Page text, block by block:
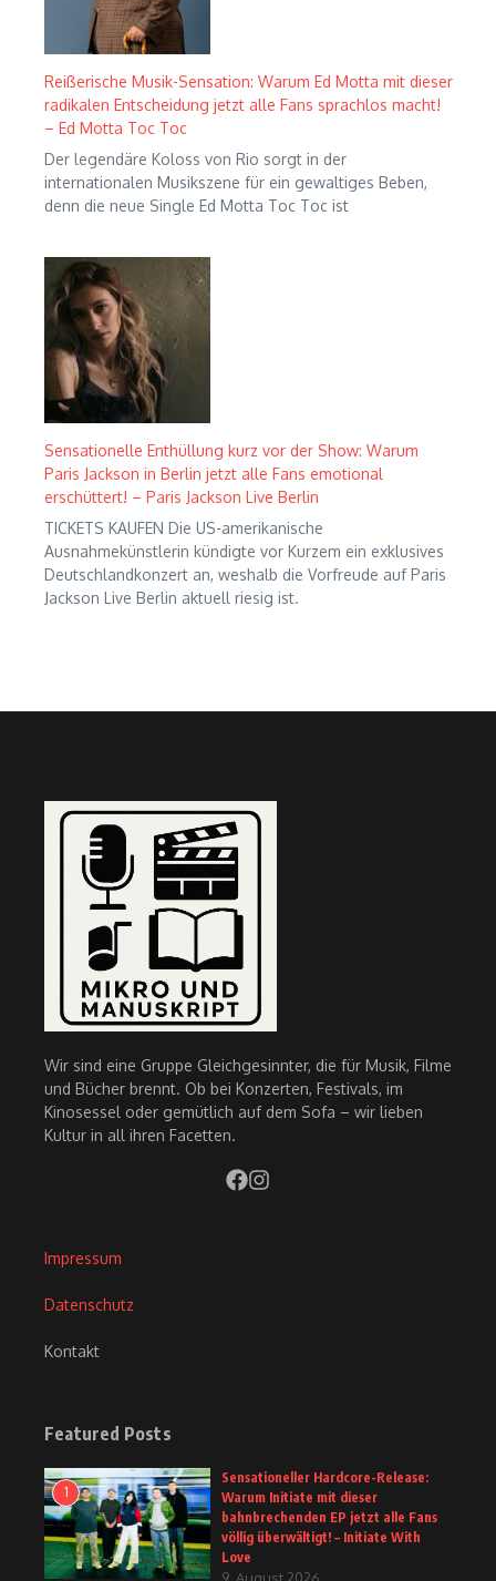
Reißerische Musik-Sensation: Warum Ed Motta mit dieser
radikalen Entscheidung jetzt alle Fans sprachlos macht!
– Ed Motta Toc Toc
Der legendäre Koloss von Rio sorgt in der
internationalen Musikszene für ein gewaltiges Beben,
denn die neue Single Ed Motta Toc Toc ist
Sensationelle Enthüllung kurz vor der Show: Warum
Paris Jackson in Berlin jetzt alle Fans emotional
erschüttert! – Paris Jackson Live Berlin
TICKETS KAUFEN Die US-amerikanische
Ausnahmekünstlerin kündigte vor Kurzem ein exklusives
Deutschlandkonzert an, weshalb die Vorfreude auf Paris
Jackson Live Berlin aktuell riesig ist.
Wir sind eine Gruppe Gleichgesinnter, die für Musik, Filme
und Bücher brennt. Ob bei Konzerten, Festivals, im
Kinosessel oder gemütlich auf dem Sofa – wir lieben
Kultur in all ihren Facetten.
Impressum
Datenschutz
Kontakt
Featured Posts
1
Sensationeller Hardcore-Release:
Warum Initiate mit dieser
bahnbrechenden EP jetzt alle Fans
völlig überwältigt! – Initiate With
Love